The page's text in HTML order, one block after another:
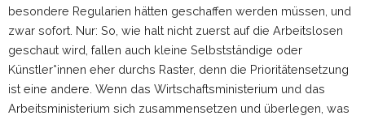
besondere Regularien hätten geschaffen werden müssen, und
zwar sofort. Nur: So, wie halt nicht zuerst auf die Arbeitslosen
geschaut wird, fallen auch kleine Selbstständige oder
Künstler*innen eher durchs Raster, denn die Prioritätensetzung
ist eine andere. Wenn das Wirtschaftsministerium und das
Arbeitsministerium sich zusammensetzen und überlegen, was